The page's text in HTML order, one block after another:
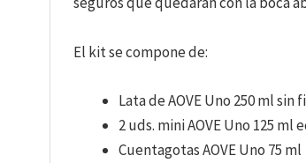
El kit se compone de:
Lata de AOVE Uno 250 ml sin
2 uds. mini AOVE Uno 125 ml
Cuentagotas AOVE Uno 75 ml